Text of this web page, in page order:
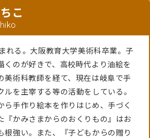
こ
れる。大阪教育大学美術科卒業。子
くのが好きで、高校時代より油絵を
美術科教師を経て、現在は岐阜で手
を主宰する等の活動をしている。
ら手作り絵本を作りはじめ、手づく
『かみさまからのおくりもの』はお
根強い。また、『子どもからの贈り